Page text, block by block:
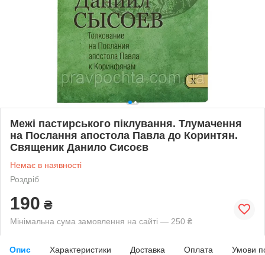
Межі пастирського піклування. Тлумачення
на Послання апостола Павла до Коринтян.
Священик Данило Сисоєв
Немає в наявності
Роздріб
190 ₴
Мінімальна сума замовлення на сайті — 250 ₴
Опис Характеристики Доставка Оплата Умови